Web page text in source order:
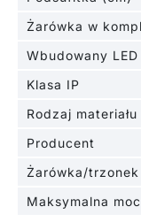
Żarówka w
Wbudowany LED
Klasa IP
Rodzaj materiału
Producent
Żarówka/trzonek
Maksymalna moc